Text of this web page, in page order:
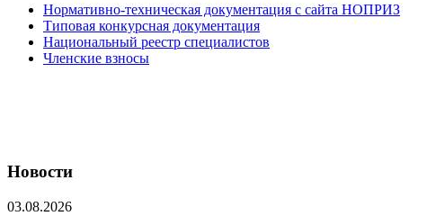
Нормативно-техническая документация с сайта НОПРИЗ
Типовая конкурсная документация
Национальный реестр специалистов
Членские взносы
Новости
03.08.2026